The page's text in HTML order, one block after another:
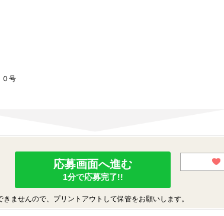
０号
応募画面へ進む
1分で応募完了!!
ませんので、プリントアウトして保管をお願いします。